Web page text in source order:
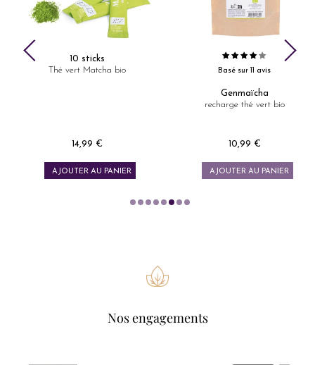
10 sticks
Thé vert Matcha bio
Prix
14,99 €
AJOUTER AU PANIER
Basé sur 11 avis
Genmaïcha
recharge thé vert bio
Prix
10,99 €
AJOUTER AU PANIER
Nos engagements